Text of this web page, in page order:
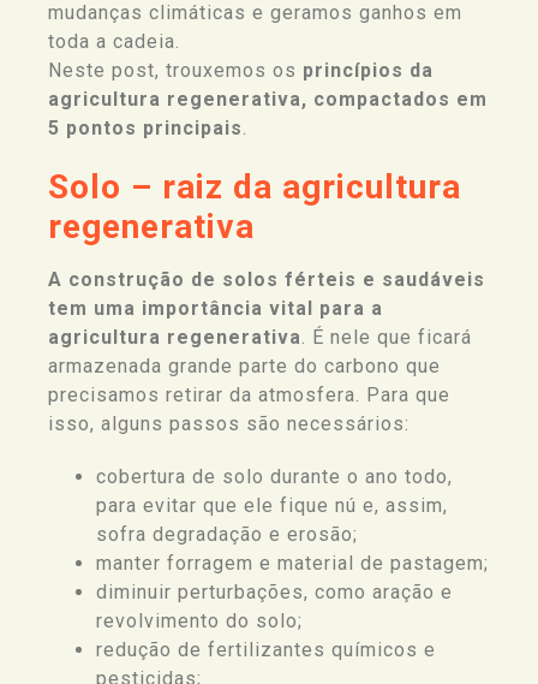
mudanças climáticas e geramos ganhos em
toda a cadeia.
Neste post, trouxemos os princípios da
agricultura regenerativa, compactados em
5 pontos principais.
Solo – raiz da agricultura
regenerativa
A construção de solos férteis e saudáveis
tem uma importância vital para a
agricultura regenerativa. É nele que ficará
armazenada grande parte do carbono que
precisamos retirar da atmosfera. Para que
isso, alguns passos são necessários:
cobertura de solo durante o ano todo,
para evitar que ele fique nú e, assim,
sofra degradação e erosão;
manter forragem e material de pastagem;
diminuir perturbações, como aração e
revolvimento do solo;
redução de fertilizantes químicos e
pesticidas;